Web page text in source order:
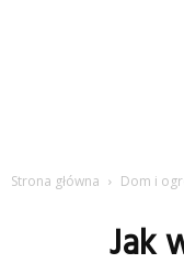
Strona główna Dom i
Jak